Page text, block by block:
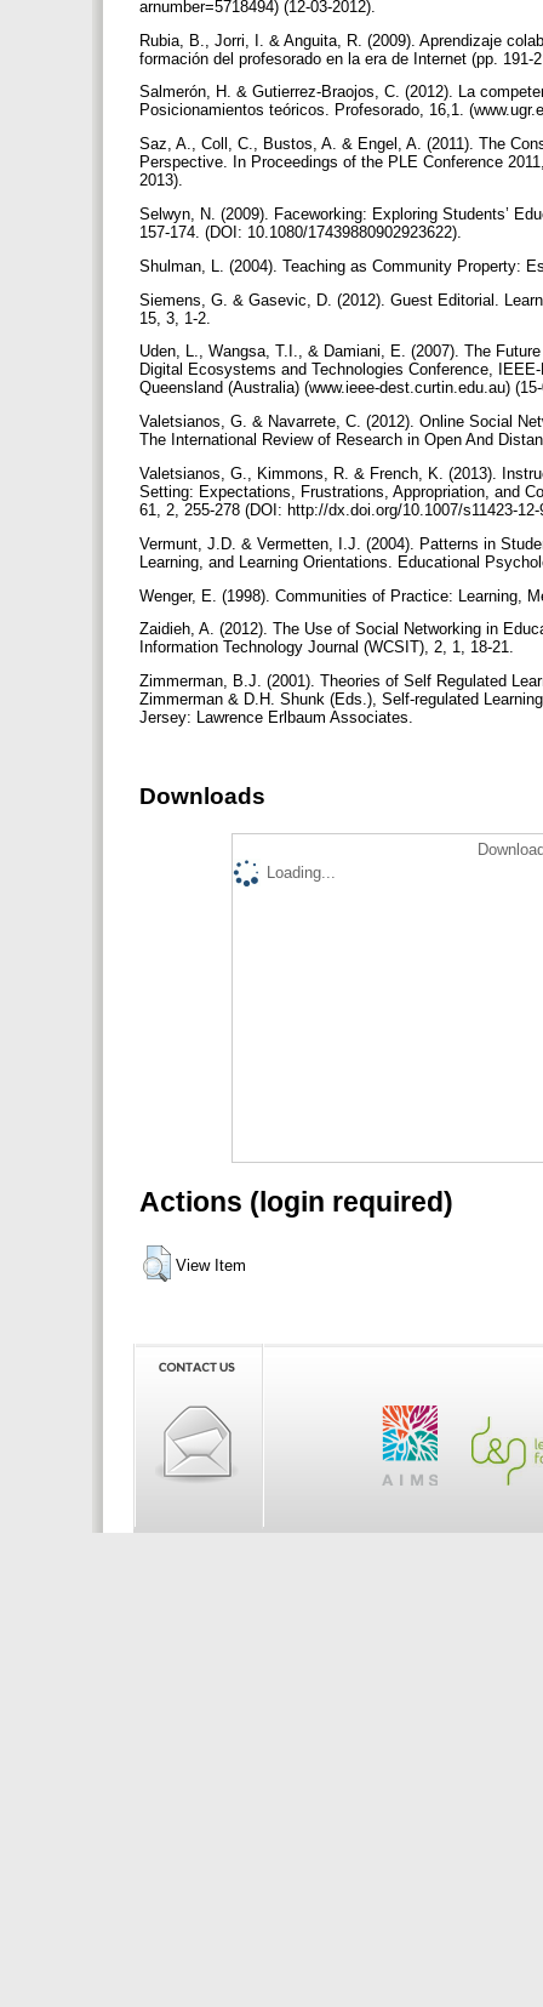
arnumber=5718494) (12-03-2012).
Rubia, B., Jorri, I. & Anguita, R. (2009). Aprendizaje
formación del profesorado en la era de Internet (pp. 191-
Salmerón, H. & Gutierrez-Braojos, C. (2012). La
Posicionamientos teóricos. Profesorado, 16,1.
Saz, A., Coll, C., Bustos, A. & Engel, A. (2011). The
Perspective. In Proceedings of the PLE Conference
2013).
Selwyn, N. (2009). Faceworking: Exploring Students’
157-174. (DOI: 10.1080/17439880902923622).
Shulman, L. (2004). Teaching as Community Property:
Siemens, G. & Gasevic, D. (2012). Guest Editorial.
15, 3, 1-2.
Uden, L., Wangsa, T.I., & Damiani, E. (2007). The
Digital Ecosystems and Technologies Conference,
Queensland (Australia) (www.ieee-dest.curtin.edu.au)
Valetsianos, G. & Navarrete, C. (2012). Online Social
The International Review of Research in Open And
Valetsianos, G., Kimmons, R. & French, K. (2013).
Setting: Expectations, Frustrations, Appropriation, and
61, 2, 255-278 (DOI: http://dx.doi.org/10.1007/s11423-
Vermunt, J.D. & Vermetten, I.J. (2004). Patterns in
Learning, and Learning Orientations. Educational
Wenger, E. (1998). Communities of Practice: Learning,
Zaidieh, A. (2012). The Use of Social Networking in
Information Technology Journal (WCSIT), 2, 1, 18-21.
Zimmerman, B.J. (2001). Theories of Self Regulated
Zimmerman & D.H. Shunk (Eds.), Self-regulated
Jersey: Lawrence Erlbaum Associates.
Downloads
Loading...
Actions (login required)
View Item